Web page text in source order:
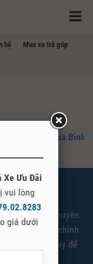
hệ Mua xe trả góp
Hãng Tại Hòa Bình
BIÊN
Việt Nam chuyên
nhập khẩu chính
liên hệ ngay để
Xe Ưu Đãi
vui lòng
giá dưới